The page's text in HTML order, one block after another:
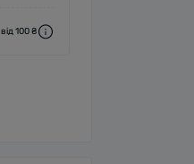
від 100 ₴